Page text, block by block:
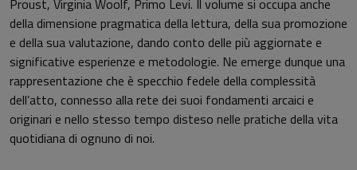
Proust, Virginia Woolf, Primo Levi. Il volume si occupa anche
della dimensione pragmatica della lettura, della sua promozione
e della sua valutazione, dando conto delle più aggiornate e
significative esperienze e metodologie. Ne emerge dunque una
rappresentazione che è specchio fedele della complessità
dell’atto, connesso alla rete dei suoi fondamenti arcaici e
originari e nello stesso tempo disteso nelle pratiche della vita
quotidiana di ognuno di noi.